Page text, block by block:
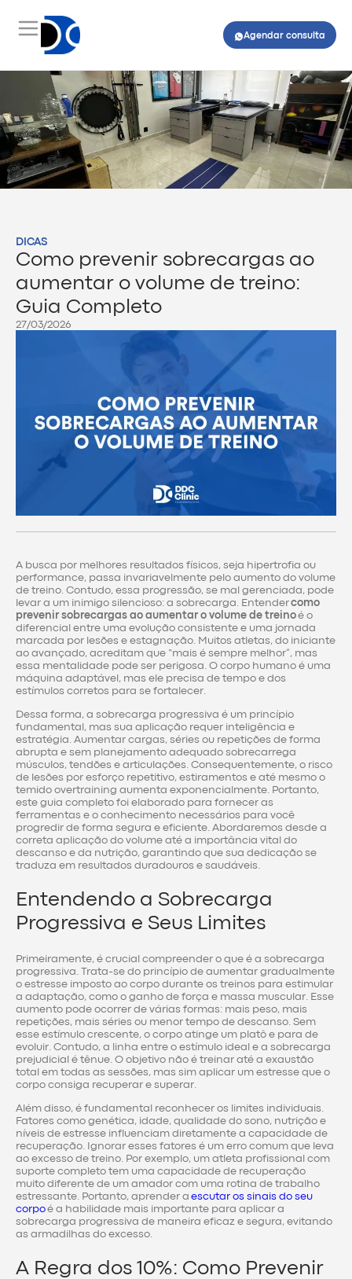
Agendar consulta
DICAS
Como prevenir sobrecargas ao
aumentar o volume de treino:
Guia Completo
27/03/2026
A busca por melhores resultados físicos, seja hipertrofia ou
performance, passa invariavelmente pelo aumento do volume
de treino. Contudo, essa progressão, se mal gerenciada, pode
levar a um inimigo silencioso: a sobrecarga. Entendercomo
prevenir sobrecargas ao aumentar o volume de treinoé o
diferencial entre uma evolução consistente e uma jornada
marcada por lesões e estagnação. Muitos atletas, do iniciante
ao avançado, acreditam que “mais é sempre melhor”, mas
essa mentalidade pode ser perigosa. O corpo humano é uma
máquina adaptável, mas ele precisa de tempo e dos
estímulos corretos para se fortalecer.
Dessa forma, a sobrecarga progressiva é um princípio
fundamental, mas sua aplicação requer inteligência e
estratégia. Aumentar cargas, séries ou repetições de forma
abrupta e sem planejamento adequado sobrecarrega
músculos, tendões e articulações. Consequentemente, o risco
de lesões por esforço repetitivo, estiramentos e até mesmo o
temido overtraining aumenta exponencialmente. Portanto,
este guia completo foi elaborado para fornecer as
ferramentas e o conhecimento necessários para você
progredir de forma segura e eficiente. Abordaremos desde a
correta aplicação do volume até a importância vital do
descanso e da nutrição, garantindo que sua dedicação se
traduza em resultados duradouros e saudáveis.
Entendendo a Sobrecarga
Progressiva e Seus Limites
Primeiramente, é crucial compreender o que é a sobrecarga
progressiva. Trata-se do princípio de aumentar gradualmente
o estresse imposto ao corpo durante os treinos para estimular
a adaptação, como o ganho de força e massa muscular. Esse
aumento pode ocorrer de várias formas: mais peso, mais
repetições, mais séries ou menor tempo de descanso. Sem
esse estímulo crescente, o corpo atinge um platô e para de
evoluir. Contudo, a linha entre o estímulo ideal e a sobrecarga
prejudicial é tênue. O objetivo não é treinar até a exaustão
total em todas as sessões, mas sim aplicar um estresse que o
corpo consiga recuperar e superar.
Além disso, é fundamental reconhecer os limites individuais.
Fatores como genética, idade, qualidade do sono, nutrição e
níveis de estresse influenciam diretamente a capacidade de
recuperação. Ignorar esses fatores é um erro comum que leva
ao excesso de treino. Por exemplo, um atleta profissional com
suporte completo tem uma capacidade de recuperação
muito diferente de um amador com uma rotina de trabalho
estressante. Portanto, aprender a escutar os sinais do seu
corpoé a habilidade mais importante para aplicar a
sobrecarga progressiva de maneira eficaz e segura, evitando
as armadilhas do excesso.
A Regra dos 10%: Como Prevenir